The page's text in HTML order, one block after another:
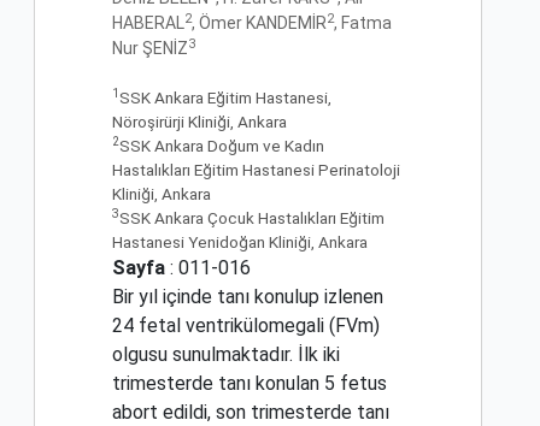
HABERAL2, Ömer KANDEMİR2, Fatma
Nur ŞENİZ3
1 SSK Ankara Eğitim Hastanesi,
Nöroşirürji Kliniği, Ankara
2SSK Ankara Doğum ve Kadın
Hastalıkları Eğitim Hastanesi Perinatoloji
Kliniği, Ankara
3SSK Ankara Çocuk Hastalıkları Eğitim
Hastanesi Yenidoğan Kliniği, Ankara
Sayfa : 011-016
Bir yıl içinde tanı konulup izlenen
24 fetal ventrikülomegali (FVm)
olgusu sunulmaktadır. İlk iki
trimesterde tanı konulan 5 fetus
abort edildi, son trimesterde tanı